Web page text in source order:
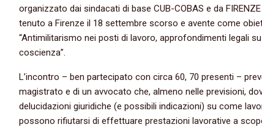
organizzato dai sindacati di base CUB-COBAS e da FIRENZE
tenuto a Firenze il 18 settembre scorso e avente come
“Antimilitarismo nei posti di lavoro, approfondimenti legali
coscienza”.
L’incontro – ben partecipato con circa 60, 70 presenti –
magistrato e di un avvocato che, almeno nelle previsioni,
delucidazioni giuridiche (e possibili indicazioni) su come
possono rifiutarsi di effettuare prestazioni lavorative a